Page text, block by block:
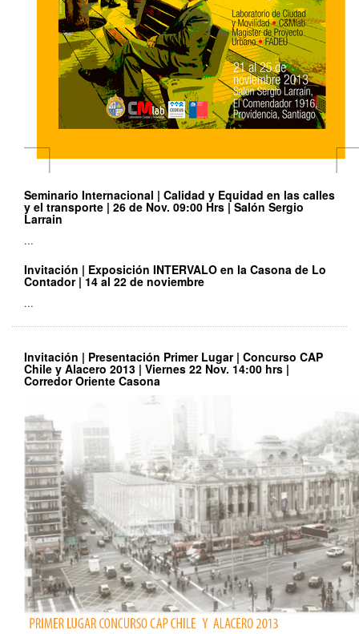
Seminario Internacional | Calidad y Equidad en las calles
y el transporte | 26 de Nov. 09:00 Hrs | Salón Sergio
Larrain
...
Invitación | Exposición INTERVALO en la Casona de Lo
Contador | 14 al 22 de noviembre
...
Invitación | Presentación Primer Lugar | Concurso CAP
Chile y Alacero 2013 | Viernes 22 Nov. 14:00 hrs |
Corredor Oriente Casona